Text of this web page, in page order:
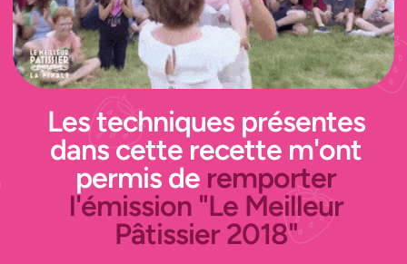
Les techniques présentes
dans cette recette m'ont
permis de remporter
l'émission "Le Meilleur
Pâtissier 2018"